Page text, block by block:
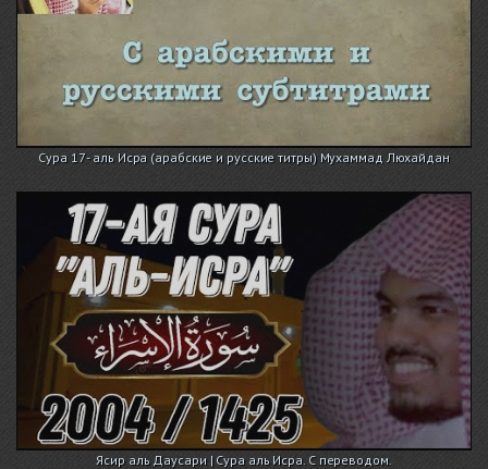
Сура 17 - аль Исра (арабские и русские титры) Мухаммад Люхайдан
Ясир аль Даусари | Сура аль Исра. С переводом.